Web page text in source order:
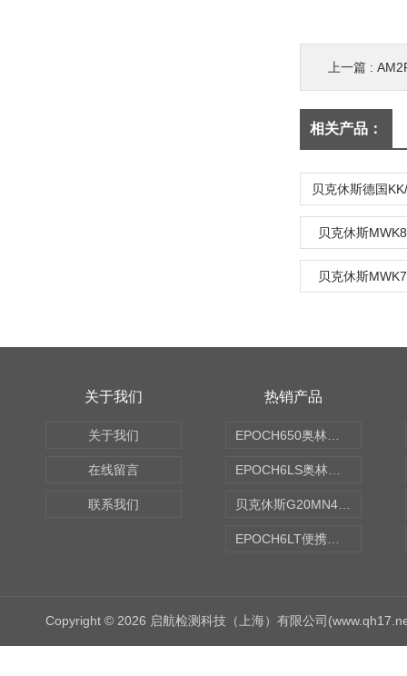
上一篇 :
相关产品：
贝克休斯
贝克休斯
关于我们
关于我们
在线留言
联系我们
热销产品
Copyright © 2026 启航检测科技（上海）有限公司